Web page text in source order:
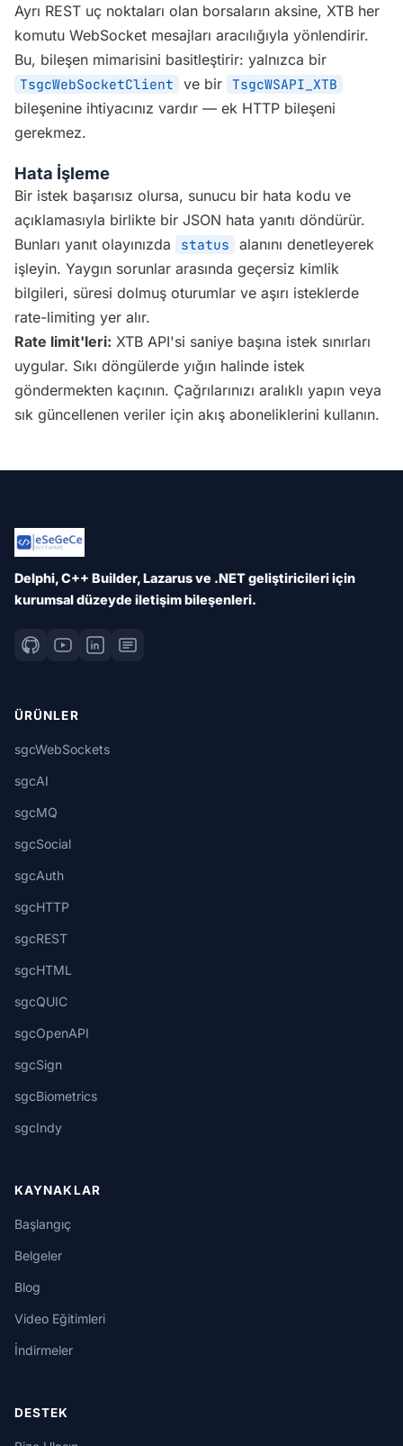
Ayrı REST uç noktaları olan borsaların aksine, XTB her
komutu WebSocket mesajları aracılığıyla yönlendirir.
Bu, bileşen mimarisini basitleştirir: yalnızca bir
TsgcWebSocketClient ve bir TsgcWSAPI_XTB
bileşenine ihtiyacınız vardır — ek HTTP bileşeni
gerekmez.
Hata İşleme
Bir istek başarısız olursa, sunucu bir hata kodu ve
açıklamasıyla birlikte bir JSON hata yanıtı döndürür.
Bunları yanıt olayınızda
status
alanını denetleyerek
işleyin. Yaygın sorunlar arasında geçersiz kimlik
bilgileri, süresi dolmuş oturumlar ve aşırı isteklerde
rate-limiting yer alır.
Rate limit'leri: XTB API'si saniye başına istek sınırları
uygular. Sıkı döngülerde yığın halinde istek
göndermekten kaçının. Çağrılarınızı aralıklı yapın veya
sık güncellenen veriler için akış aboneliklerini kullanın.
Delphi, C++ Builder, Lazarus ve .NET geliştiricileri için
kurumsal düzeyde iletişim bileşenleri.
ÜRÜNLER
sgcWebSockets
sgcAI
sgcMQ
sgcSocial
sgcAuth
sgcHTTP
sgcREST
sgcHTML
sgcQUIC
sgcOpenAPI
sgcSign
sgcBiometrics
sgcIndy
KAYNAKLAR
Başlangıç
Belgeler
Blog
Video Eğitimleri
İndirmeler
DESTEK